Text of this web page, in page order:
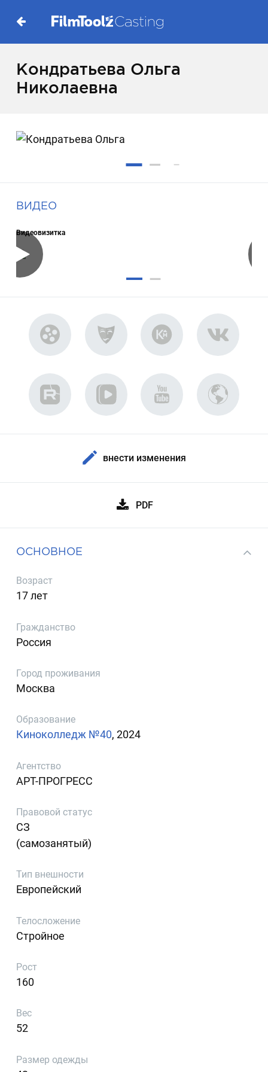
Кондратьева Ольга
Николаевна
ВИДЕО
Видеовизитка
внести изменения
PDF
ОСНОВНОЕ
Возраст
17 лет
Гражданство
Россия
Город проживания
Москва
Образование
Киноколледж №40, 2024
Агентство
АРТ-ПРОГРЕСС
Правовой статус
СЗ
(самозанятый)
Тип внешности
Европейский
Телосложение
Стройное
Рост
160
Вес
52
Размер одежды